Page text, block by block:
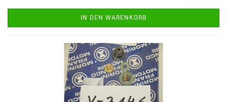
IN DEN WARENKORB